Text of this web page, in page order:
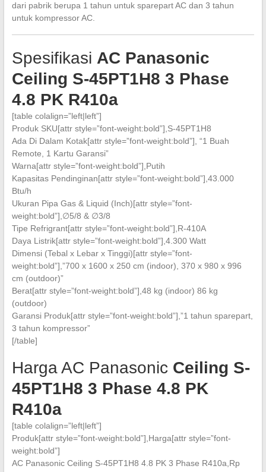
dari pabrik berupa 1 tahun untuk sparepart AC dan 3 tahun
untuk kompressor AC.
Spesifikasi AC Panasonic
Ceiling S-45PT1H8 3 Phase
4.8 PK R410a
[table colalign=”left|left”]
Produk SKU[attr style=”font-weight:bold”],S-45PT1H8
Ada Di Dalam Kotak[attr style=”font-weight:bold”], “1 Buah
Remote, 1 Kartu Garansi”
Warna[attr style=”font-weight:bold”],Putih
Kapasitas Pendinginan[attr style=”font-weight:bold”],43.000
Btu/h
Ukuran Pipa Gas & Liquid (Inch)[attr style=”font-
weight:bold”],∅5/8 & ∅3/8
Tipe Refrigrant[attr style=”font-weight:bold”],R-410A
Daya Listrik[attr style=”font-weight:bold”],4.300 Watt
Dimensi (Tebal x Lebar x Tinggi)[attr style=”font-
weight:bold”],”700 x 1600 x 250 cm (indoor), 370 x 980 x 996
cm (outdoor)”
Berat[attr style=”font-weight:bold”],48 kg (indoor) 86 kg
(outdoor)
Garansi Produk[attr style=”font-weight:bold”],”1 tahun sparepart,
3 tahun kompressor”
[/table]
Harga AC Panasonic Ceiling S-
45PT1H8 3 Phase 4.8 PK
R410a
[table colalign=”left|left”]
Produk[attr style=”font-weight:bold”],Harga[attr style=”font-
weight:bold”]
AC Panasonic Ceiling S-45PT1H8 4.8 PK 3 Phase R410a,Rp